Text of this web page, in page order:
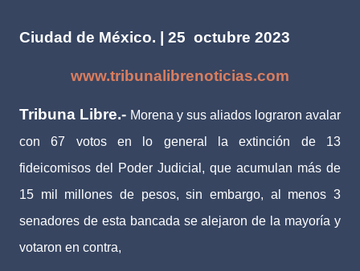
Ciudad de México. | 25 octubre 2023
www.tribunalibrenoticias.com
Tribuna Libre.- Morena y sus aliados lograron avalar
con 67 votos en lo general la extinción de 13
fideicomisos del Poder Judicial, que acumulan más de
15 mil millones de pesos, sin embargo, al menos 3
senadores de esta bancada se alejaron de la mayoría y
votaron en contra,